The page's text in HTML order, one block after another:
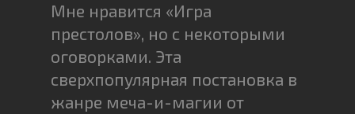
Мне нравится «Игра
престолов», но с некоторыми
оговорками. Эта
сверхпопулярная постановка в
жанре меча-и-магии от